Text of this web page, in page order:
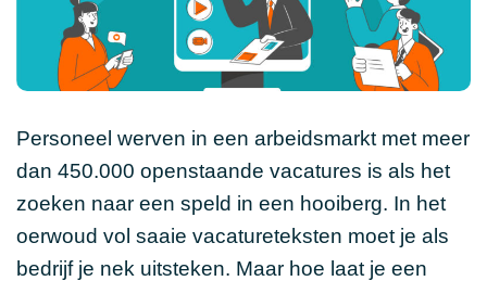
Personeel werven in een arbeidsmarkt met meer
dan 450.000 openstaande vacatures is als het
zoeken naar een speld in een hooiberg. In het
oerwoud vol saaie vacatureteksten moet je als
bedrijf je nek uitsteken. Maar hoe laat je een